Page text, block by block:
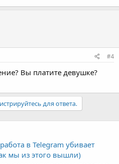
Вы платите девушке?
для ответа.
в Telegram убивает
мы из этого вышли)
лет заметила одну интересную